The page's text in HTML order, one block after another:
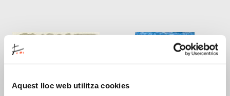
Aquest lloc web utilitza cookies